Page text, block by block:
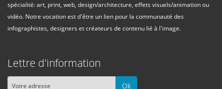
spécialité: art, print, web, design/architecture, effets visuels/animation ou
vidéo. Notre vocation est d'être un lien pour la communauté des
infographistes, designers et créateurs de contenu lié à l'image.
Lettre d'information
Ok